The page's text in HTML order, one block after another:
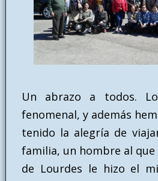
Un abrazo a todos.
fenomenal, y además
tenido la alegría de
familia, un hombre al que
de Lourdes le hizo el